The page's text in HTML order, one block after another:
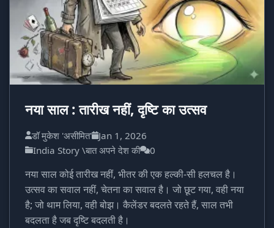
नया साल : तारीख नहीं, दृष्टि का उत्सव
डॉ मुकेश 'असीमित' Jan 1, 2026
India Story \बात अपने देश की
0
नया साल कोई तारीख नहीं, भीतर की एक हल्की-सी हलचल है।
उत्सव का सवाल नहीं, चेतना का सवाल है। जो छूट गया, वही नया
है; जो थाम लिया, वही बोझ। कैलेंडर बदलते रहते हैं, साल तभी
बदलता है जब दृष्टि बदलती है।